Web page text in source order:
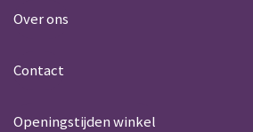
t
p
Over ons
Contact
Openingstijden winkel